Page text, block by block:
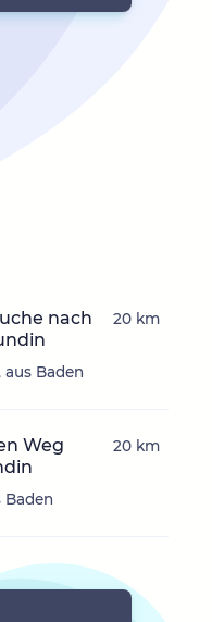
nach
aus Baden
20 km
Weg
Baden
20 km